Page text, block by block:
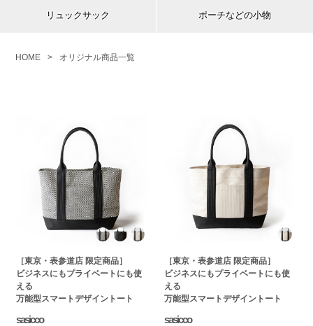
リュックサック ポーチなどの小物
HOME > オリジナル商品一覧
［東京・表参道店 限定商品］
ビジネスにもプライベートにも使
える
万能型スマートデザイントート
sasicco
［東京・表参道店 限定商品］
ビジネスにもプライベートにも使
える
万能型スマートデザイントート
sasicco